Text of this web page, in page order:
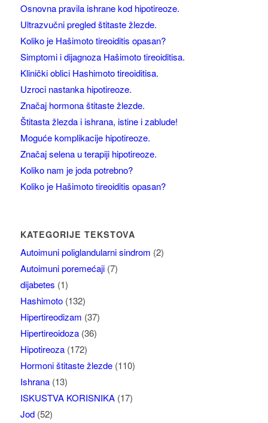
Osnovna pravila ishrane kod hipotireoze.
Ultrazvučni pregled štitaste žlezde.
Koliko je Hašimoto tireoiditis opasan?
Simptomi i dijagnoza Hašimoto tireoiditisa.
Klinički oblici Hashimoto tireoiditisa.
Uzroci nastanka hipotireoze.
Značaj hormona štitaste žlezde.
Štitasta žlezda i ishrana, istine i zablude!
Moguće komplikacije hipotireoze.
Značaj selena u terapiji hipotireoze.
Koliko nam je joda potrebno?
Koliko je Hašimoto tireoiditis opasan?
KATEGORIJE TEKSTOVA
Autoimuni poliglandularni sindrom (2)
Autoimuni poremećaji(7)
dijabetes (1)
Hashimoto(132)
Hipertireodizam (37)
Hipertireoidoza(36)
Hipotireoza(172)
Hormoni štitaste žlezde(110)
Ishrana(13)
ISKUSTVA KORISNIKA(17)
Jod(52)